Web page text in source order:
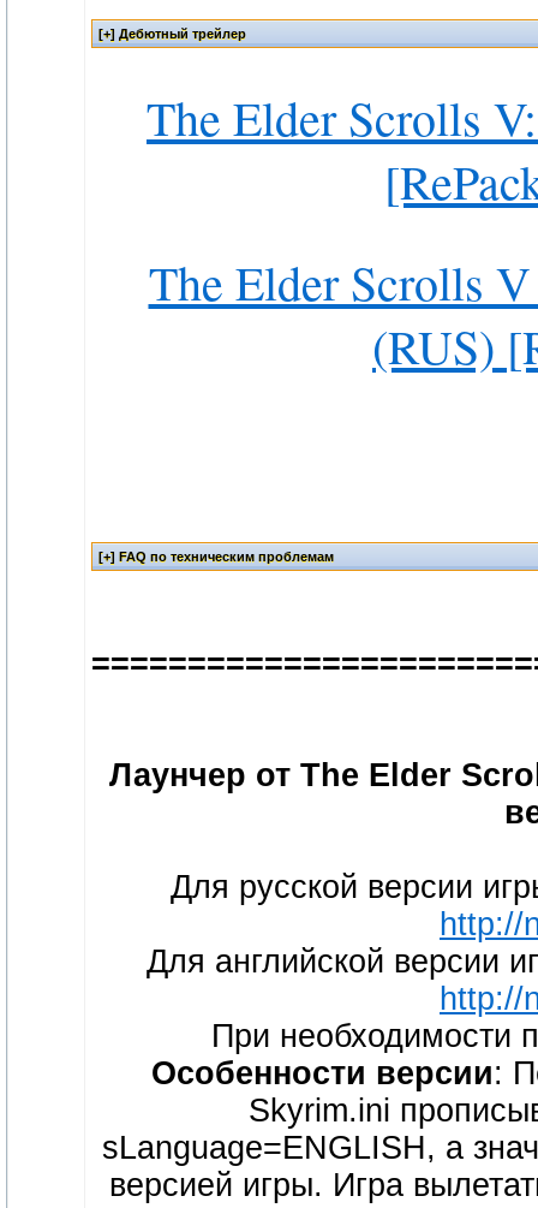
The Elder Scrolls
The Elder Scrolls
(RUS)
Лаунчер от The Elder
Для русской версии
http://
Для английской версии
http://
При необходимости
Особенности версии:
Skyrim.ini
sLanguage=ENGLISH, а
версией игры. Игра